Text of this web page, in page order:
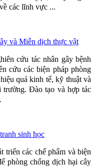
các lĩnh vực ...
và Miễn dịch thực vật
cứu tác nhân gây bệnh
cứu các biện pháp phòng
quả kinh tế, kỹ thuật và
trường. Đào tạo và hợp tác
sinh học
triển các chế phẩm và biện
phòng chống dịch hại cây